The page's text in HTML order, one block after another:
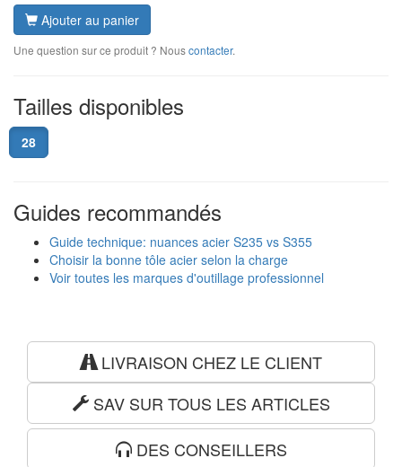
Ajouter au panier
Une question sur ce produit ? Nouscontacter.
Tailles disponibles
28
Guides recommandés
Guide technique: nuances acier S235 vs S355
Choisir la bonne tôle acier selon la charge
Voir toutes les marques d'outillage professionnel
LIVRAISON CHEZ LE CLIENT
SAV SUR TOUS LES ARTICLES
DES CONSEILLERS